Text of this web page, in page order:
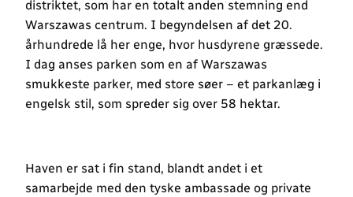
distriktet, som har en totalt anden stemning end
Warszawas centrum. I begyndelsen af det 20.
århundrede lå her enge, hvor husdyrene græssede.
I dag anses parken som en af Warszawas
smukkeste parker, med store søer – et parkanlæg i
engelsk stil, som spreder sig over 58 hektar.
Haven er sat i fin stand, blandt andet i et
samarbejde med den tyske ambassade og private